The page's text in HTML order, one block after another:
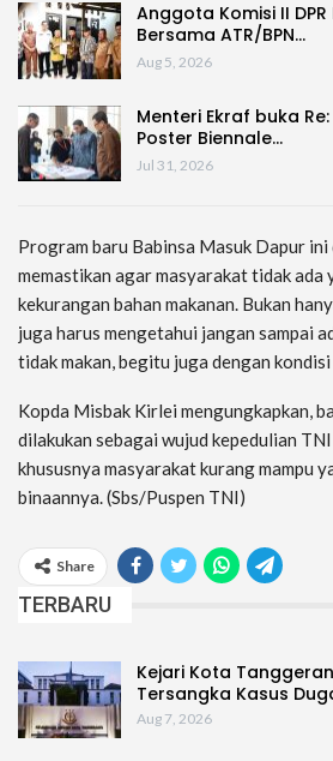
Anggota Komisi II
Bersama ATR/BPN…
Aug 5, 2026
Menteri Ekraf buka
Poster Biennale…
Jul 31, 2026
Program baru Babinsa Masuk Dapur
memastikan agar masyarakat tidak ada
kekurangan bahan makanan. Bukan
juga harus mengetahui jangan sampai
tidak makan, begitu juga dengan
Kopda Misbak Kirlei mengungkapkan,
dilakukan sebagai wujud kepedulian
khususnya masyarakat kurang mampu
binaannya. (Sbs/Puspen TNI)
Share
TERBARU
Kejari Kota
Tersangka Kasus
Aug 7, 2026